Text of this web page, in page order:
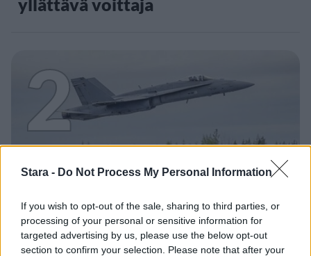
Stara - Do Not Process My Personal Information
If you wish to opt-out of the sale, sharing to third parties, or
processing of your personal or sensitive information for
targeted advertising by us, please use the below opt-out
section to confirm your selection. Please note that after your
2
UUTISET
F/A-18 Hornet jyrähtää ylilennolle
Jyväskylässä – katuja suljetaan